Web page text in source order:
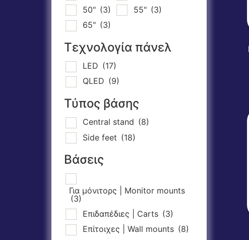
50" (3) 55" (3)
65" (3)
Τεχνολογία πάνελ
LED (17)
QLED (9)
Τύπος βάσης
Central stand (8)
Side feet (18)
Βάσεις
Για μόνιτορς | Monitor mounts
(3)
Επιδαπέδιες | Carts (3)
Επίτοιχες | Wall mounts (8)